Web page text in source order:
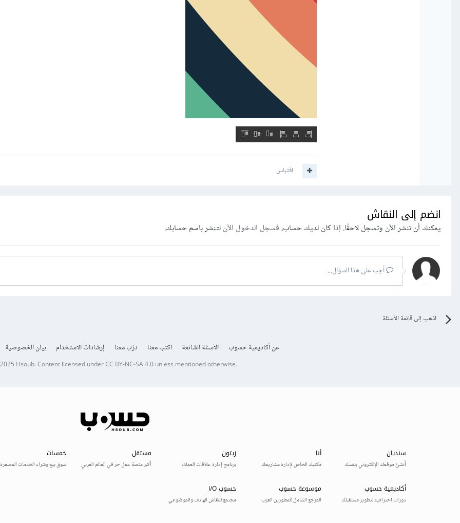
اقتباس
انضم إلى النقاش
يمكنك أن تنشر الآن وتسجل لاحقًا. إذا كان لديك حساب،فسجل الدخول الآنلتنشر باسم حسابك.
أجب على هذا السؤال...
اذهب إلى قائمة الأسئلة
عن أكاديمية حسوب الأسئلة الشائعة اكتب معنا درّب معنا إرشادات الاستخدام بيان الخصوصية
Hsoub.Content licensed underCC BY-NC-SA 4.0unless mentioned otherwise.